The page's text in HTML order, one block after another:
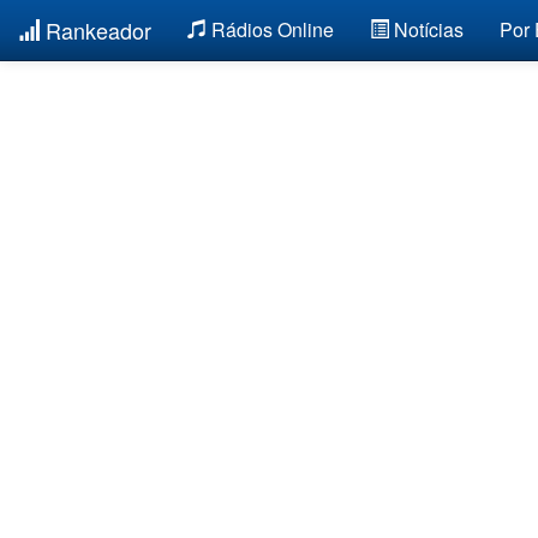
Rankeador Rádios Online Notícias Por